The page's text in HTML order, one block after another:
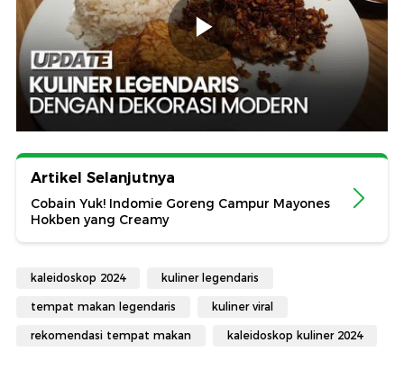
Artikel Selanjutnya
Cobain Yuk! Indomie Goreng Campur Mayones
Hokben yang Creamy
kaleidoskop 2024 kuliner legendaris
tempat makan legendaris kuliner viral
rekomendasi tempat makan kaleidoskop kuliner 2024